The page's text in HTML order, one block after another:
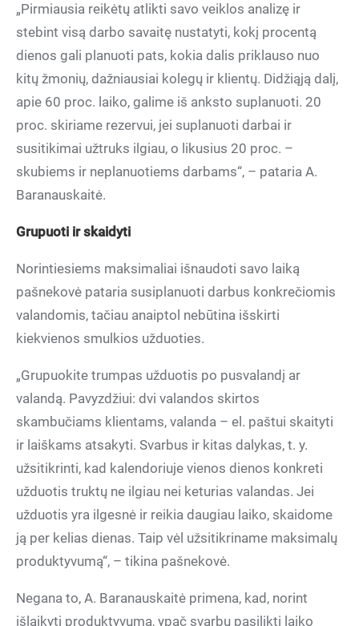
„Pirmiausia reikėtų atlikti savo veiklos analizę ir
stebint visą darbo savaitę nustatyti, kokį procentą
dienos gali planuoti pats, kokia dalis priklauso nuo
kitų žmonių, dažniausiai kolegų ir klientų. Didžiąją dalį,
apie 60 proc. laiko, galime iš anksto suplanuoti. 20
proc. skiriame rezervui, jei suplanuoti darbai ir
susitikimai užtruks ilgiau, o likusius 20 proc. –
skubiems ir neplanuotiems darbams“, – pataria A.
Baranauskaitė.
Grupuoti ir skaidyti
Norintiesiems maksimaliai išnaudoti savo laiką
pašnekovė pataria susiplanuoti darbus konkrečiomis
valandomis, tačiau anaiptol nebūtina išskirti
kiekvienos smulkios užduoties.
„Grupuokite trumpas užduotis po pusvalandį ar
valandą. Pavyzdžiui: dvi valandos skirtos
skambučiams klientams, valanda – el. paštui skaityti
ir laiškams atsakyti. Svarbus ir kitas dalykas, t. y.
užsitikrinti, kad kalendoriuje vienos dienos konkreti
užduotis truktų ne ilgiau nei keturias valandas. Jei
užduotis yra ilgesnė ir reikia daugiau laiko, skaidome
ją per kelias dienas. Taip vėl užsitikriname maksimalų
produktyvumą“, – tikina pašnekovė.
Negana to, A. Baranauskaitė primena, kad, norint
išlaikyti produktyvumą, ypač svarbu pasilikti laiko